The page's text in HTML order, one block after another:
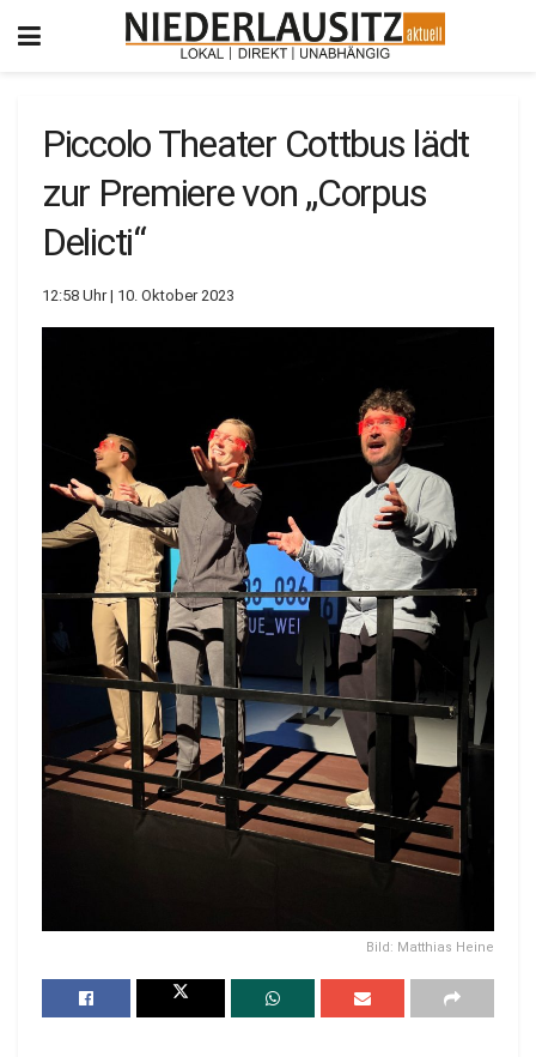
Piccolo Theater Cottbus lädt
zur Premiere von „Corpus
Delicti“
12:58 Uhr | 10. Oktober 2023
Bild: Matthias Heine